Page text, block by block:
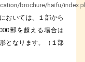
brochure/haifu/
おいては、１部から
部を超える場合は
となります。（１部